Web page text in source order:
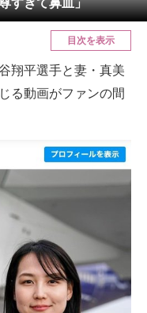
すぎて鼻血」
目次を表示
翔平選手と妻・真美
る動画がファンの間